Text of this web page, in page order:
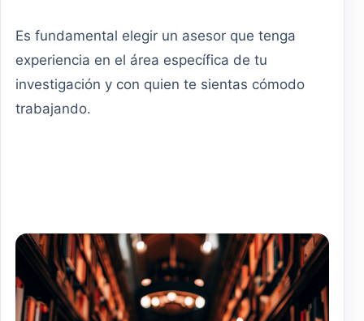
Es fundamental elegir un asesor que tenga
experiencia en el área específica de tu
investigación y con quien te sientas cómodo
trabajando.